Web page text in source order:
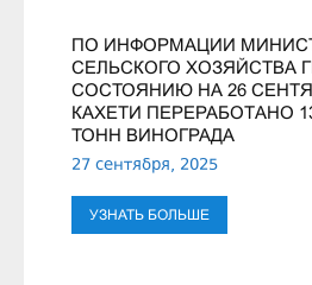
ПО ИНФОРМАЦИИ
СЕЛЬСКОГО ХОЗЯЙСТВА
СОСТОЯНИЮ НА 26
КАХЕТИ ПЕРЕРАБОТАНО
ТОНН ВИНОГРАДА
27 сентября, 2025
УЗНАТЬ БОЛЬШЕ